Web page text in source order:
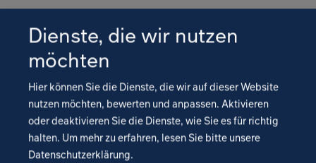
entscheiden, wäre ein Kongresshotel mit 56
großzügigen Apartments unter Beibehaltung der
historischen Raumhöhe denkbar, welches sich damit von
den üblichen kompakten Hotels abheben würde.
Weiterhin könnte das Schloss ein Museum, einen Shop,
ein Café sowie weitere Gastronomie beherbergen als
auch einen Musik- und Vortragssalon, einen Tagungssaal
und Wellness-Einrichtungen.
Dienste, die wir nutzen
möchten
Hier können Sie die Dienste, die wir auf dieser Website
nutzen möchten, bewerten und anpassen. Aktivieren
oder deaktivieren Sie die Dienste, wie Sie es für richtig
halten. Um mehr zu erfahren, lesen Sie bitte unsere
Datenschutzerklärung.